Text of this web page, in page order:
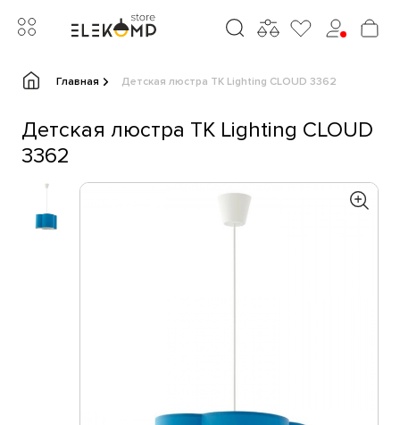
Главная Детская люстра TK Lighting CLOUD 3362
Детская люстра TK Lighting CLOUD
3362